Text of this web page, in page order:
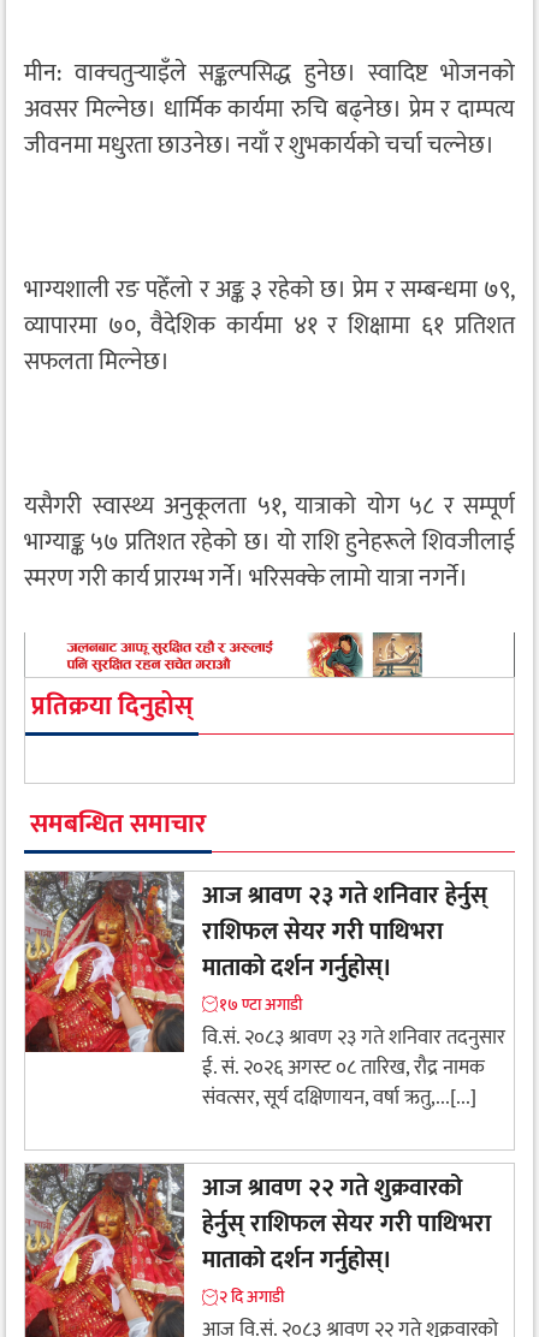
मीन: वाक्चतुर्‍याइँले सङ्कल्पसिद्ध हुनेछ। स्वादिष्ट भोजनको
अवसर मिल्नेछ। धार्मिक कार्यमा रुचि बढ्नेछ। प्रेम र दाम्पत्य
जीवनमा मधुरता छाउनेछ। नयाँ र शुभकार्यको चर्चा चल्नेछ।
भाग्यशाली रङ पहेँलो र अङ्क ३ रहेको छ। प्रेम र सम्बन्धमा ७९,
व्यापारमा ७०, वैदेशिक कार्यमा ४१ र शिक्षामा ६१ प्रतिशत
सफलता मिल्नेछ।
यसैगरी स्वास्थ्य अनुकूलता ५१, यात्राको योग ५८ र सम्पूर्ण
भाग्याङ्क ५७ प्रतिशत रहेको छ। यो राशि हुनेहरूले शिवजीलाई
स्मरण गरी कार्य प्रारम्भ गर्ने। भरिसक्के लामो यात्रा नगर्ने।
प्रतिक्रया दिनुहोस्
समबन्धित समाचार
आज श्रावण २३ गते शनिवार हेर्नुस्
राशिफल सेयर गरी पाथिभरा
माताको दर्शन गर्नुहोस्।
१७ ण्टा अगाडी
वि.सं. २०८३ श्रावण २३ गते शनिवार तदनुसार
ई. सं. २०२६ अगस्ट ०८ तारिख, रौद्र नामक
संवत्सर, सूर्य दक्षिणायन, वर्षा ऋतु,...[...]
आज श्रावण २२ गते शुक्रवारको
हेर्नुस् राशिफल सेयर गरी पाथिभरा
माताको दर्शन गर्नुहोस्।
२ दि अगाडी
आज वि.सं. २०८३ श्रावण २२ गते शुक्रवारको